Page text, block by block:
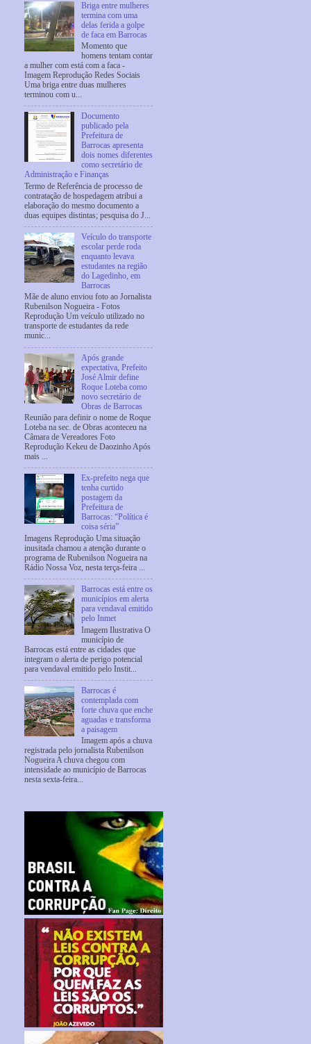
Briga entre mulheres
termina com uma
delas ferida a golpe
de faca em Barrocas
Momento que
homens tentam contar
a mulher com está com a faca -
Imagem Reprodução Redes Sociais
Uma briga entre duas mulheres
terminou com u...
Documento
publicado pela
Prefeitura de
Barrocas apresenta
dois nomes diferentes
como secretário de
Administração e Finanças
Termo de Referência de processo de
contratação de hospedagem atribui a
elaboração do mesmo documento a
duas equipes distintas; pesquisa do J...
Veículo do transporte
escolar perde roda
enquanto levava
estudantes na região
do Lagedinho, em
Barrocas
Mãe de aluno enviou foto ao Jornalista
Rubenilson Nogueira - Fotos
Reprodução Um veículo utilizado no
transporte de estudantes da rede
munic...
Após grande
expectativa, Prefeito
José Almir define
Roque Loteba como
novo secretário de
Obras de Barrocas
Reunião para definir o nome de Roque
Loteba na sec. de Obras aconteceu na
Câmara de Vereadores Foto
Reprodução Kekeu de Daozinho Após
mais ...
Ex-prefeito nega que
tenha curtido
postagem da
Prefeitura de
Barrocas: “Política é
coisa séria”
Imagens Reprodução Uma situação
inusitada chamou a atenção durante o
programa de Rubenilson Nogueira na
Rádio Nossa Voz, nesta terça-feira ...
Barrocas está entre os
municípios em alerta
para vendaval emitido
pelo Inmet
Imagem Ilustrativa O
município de
Barrocas está entre as cidades que
integram o alerta de perigo potencial
para vendaval emitido pelo Instit...
Barrocas é
contemplada com
forte chuva que enche
aguadas e transforma
a paisagem
Imagem após a chuva
registrada pelo jornalista Rubenilson
Nogueira A chuva chegou com
intensidade ao município de Barrocas
nesta sexta-feira...